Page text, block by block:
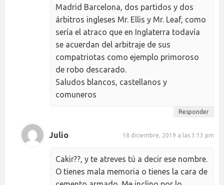
Madrid Barcelona, dos partidos y dos
árbitros ingleses Mr. Ellis y Mr. Leaf, como
sería el atraco que en Inglaterra todavía
se acuerdan del arbitraje de sus
compatriotas como ejemplo primoroso
de robo descarado.
Saludos blancos, castellanos y
comuneros
Responder
Julio 18 diciembre, 2019 a las 3:13 pm
Cakir??, y te atreves tú a decir ese nombre.
O tienes mala memoria o tienes la cara de